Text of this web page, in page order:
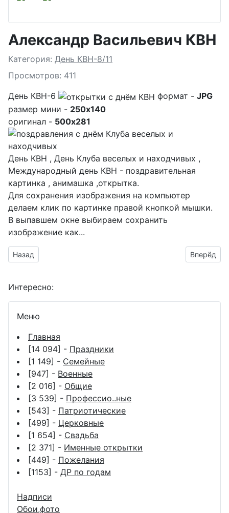
Александр Васильевич КВН
Подробности
Категория: День КВН-8/11
Просмотров: 411
День КВН-6
формат - JPG
размер мини - 250x140
оригинал - 500x281
День КВН , День Клуба веселых и находчивых ,
Международный день КВН - поздравительная
картинка , анимашка ,открытка.
Для сохранения изображения на компьютер
делаем клик по картинке правой кнопкой мышки.
В выпавшем окне выбираем сохранить
изображение как...
Предыдущий материал: Картинки Александр Васильевич
Назад Вперёд
Интересно:
Меню
Главная
[14 094] - Праздники
[1 149] - Семейные
[947] - Военные
[2 016] - Общие
[3 539] - Профессио..ные
[543] - Патриотические
[499] - Церковные
[1 654] - Свадьба
[2 371] - Именные открытки
[449] - Пожелания
[1153] - ДР по годам
Надписи
Обои,фото